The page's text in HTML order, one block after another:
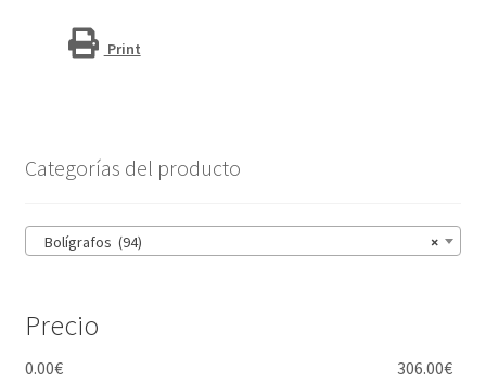
Print
Categorías del producto
×
Bolígrafos (94)
Precio
0.00€ 306.00€